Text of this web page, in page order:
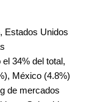
Estados Unidos
34% del total,
México (4.8%)
de mercados